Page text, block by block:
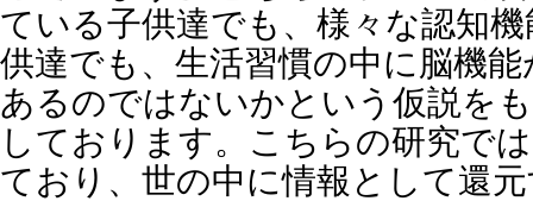
ている子供達でも、様々な認知
供達でも、生活習慣の中に脳機
あるのではないかという仮説を
しております。こちらの研究で
ており、世の中に情報として還